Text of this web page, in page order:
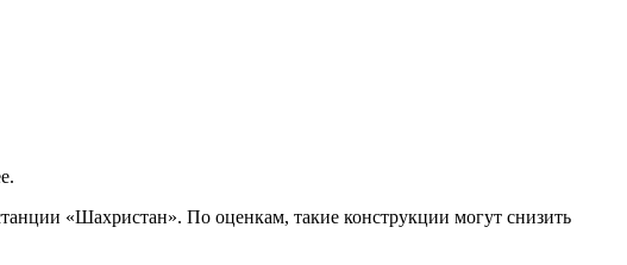
«Шахристан». По оценкам, такие конструкции могут снизить